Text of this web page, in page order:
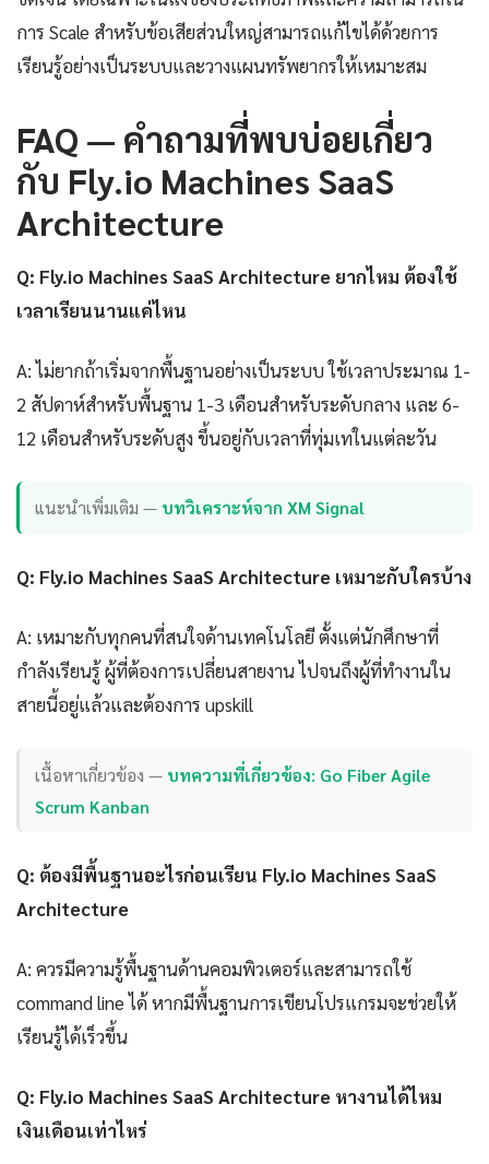
การ Scale สำหรับข้อเสียส่วนใหญ่สามารถแก้ไขได้ด้วยการ
เรียนรู้อย่างเป็นระบบและวางแผนทรัพยากรให้เหมาะสม
FAQ — คำถามที่พบบ่อยเกี่ยว
กับ Fly.io Machines SaaS
Architecture
Q: Fly.io Machines SaaS Architecture ยากไหม ต้องใช้
เวลาเรียนนานแค่ไหน
A: ไม่ยากถ้าเริ่มจากพื้นฐานอย่างเป็นระบบ ใช้เวลาประมาณ 1-
2 สัปดาห์สำหรับพื้นฐาน 1-3 เดือนสำหรับระดับกลาง และ 6-
12 เดือนสำหรับระดับสูง ขึ้นอยู่กับเวลาที่ทุ่มเทในแต่ละวัน
แนะนำเพิ่มเติม — บทวิเคราะห์จาก XM Signal
Q: Fly.io Machines SaaS Architecture เหมาะกับใครบ้าง
A: เหมาะกับทุกคนที่สนใจด้านเทคโนโลยี ตั้งแต่นักศึกษาที่
กำลังเรียนรู้ ผู้ที่ต้องการเปลี่ยนสายงาน ไปจนถึงผู้ที่ทำงานใน
สายนี้อยู่แล้วและต้องการ upskill
เนื้อหาเกี่ยวข้อง — บทความที่เกี่ยวข้อง: Go Fiber Agile
Scrum Kanban
Q: ต้องมีพื้นฐานอะไรก่อนเรียน Fly.io Machines SaaS
Architecture
A: ควรมีความรู้พื้นฐานด้านคอมพิวเตอร์และสามารถใช้
command line ได้ หากมีพื้นฐานการเขียนโปรแกรมจะช่วยให้
เรียนรู้ได้เร็วขึ้น
Q: Fly.io Machines SaaS Architecture หางานได้ไหม
เงินเดือนเท่าไหร่